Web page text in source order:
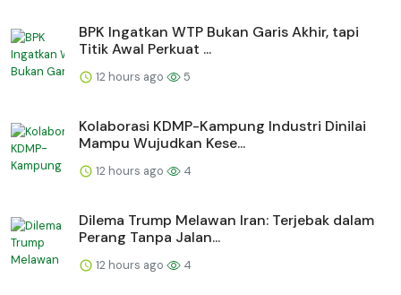
BPK Ingatkan WTP Bukan Garis Akhir, tapi
Titik Awal Perkuat ...
12 hours ago 5
Kolaborasi KDMP-Kampung Industri Dinilai
Mampu Wujudkan Kese...
12 hours ago 4
Dilema Trump Melawan Iran: Terjebak dalam
Perang Tanpa Jalan...
12 hours ago 4